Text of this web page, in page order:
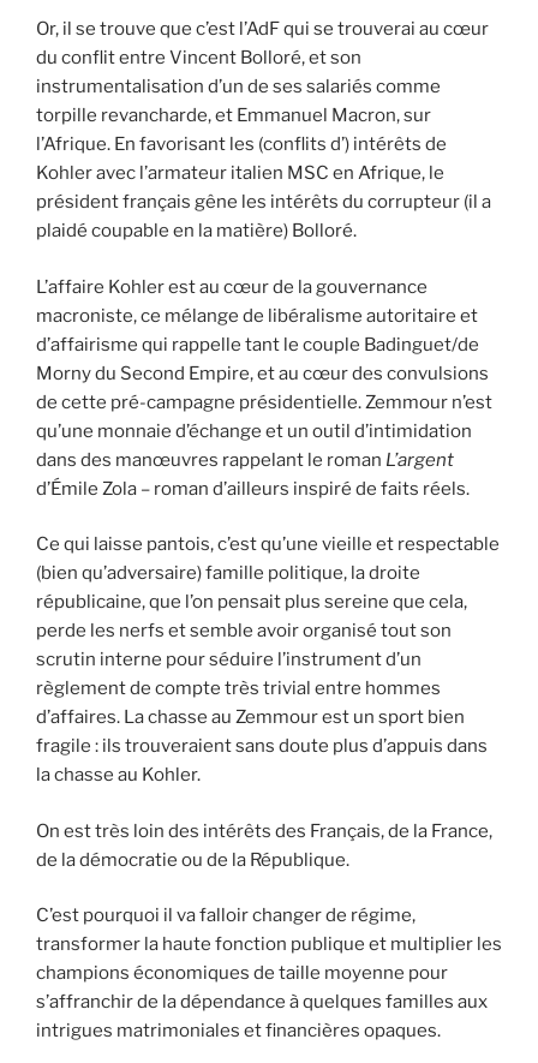
Or, il se trouve que c’est l’AdF qui se trouverai au cœur
du conflit entre Vincent Bolloré, et son
instrumentalisation d’un de ses salariés comme
torpille revancharde, et Emmanuel Macron, sur
l’Afrique. En favorisant les (conflits d’) intérêts de
Kohler avec l’armateur italien MSC en Afrique, le
président français gêne les intérêts du corrupteur (il a
plaidé coupable en la matière) Bolloré.
L’affaire Kohler est au cœur de la gouvernance
macroniste, ce mélange de libéralisme autoritaire et
d’affairisme qui rappelle tant le couple Badinguet/de
Morny du Second Empire, et au cœur des convulsions
de cette pré-campagne présidentielle. Zemmour n’est
qu’une monnaie d’échange et un outil d’intimidation
dans des manœuvres rappelant le roman L’argent
d’Émile Zola – roman d’ailleurs inspiré de faits réels.
Ce qui laisse pantois, c’est qu’une vieille et respectable
(bien qu’adversaire) famille politique, la droite
républicaine, que l’on pensait plus sereine que cela,
perde les nerfs et semble avoir organisé tout son
scrutin interne pour séduire l’instrument d’un
règlement de compte très trivial entre hommes
d’affaires. La chasse au Zemmour est un sport bien
fragile : ils trouveraient sans doute plus d’appuis dans
la chasse au Kohler.
On est très loin des intérêts des Français, de la France,
de la démocratie ou de la République.
C’est pourquoi il va falloir changer de régime,
transformer la haute fonction publique et multiplier les
champions économiques de taille moyenne pour
s’affranchir de la dépendance à quelques familles aux
intrigues matrimoniales et financières opaques.